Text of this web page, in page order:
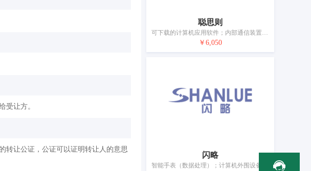
受让方。
转让公证，公证可以证明转让人的意思
聪思则
可下载的计算机应用软件；内部通信装置；学习机；测量装置；电线；电开关；安全头盔；电子防盗装置；眼镜；电池
￥6,050
闪略